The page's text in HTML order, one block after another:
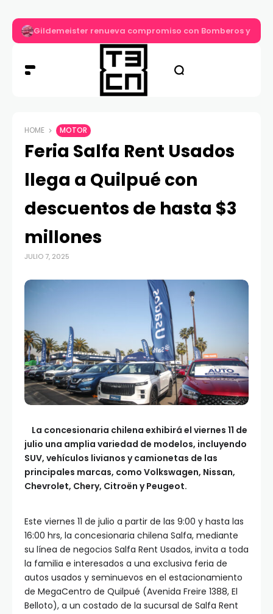
Gildemeister renueva compromiso con Bomberos y
HOME MOTOR
Feria Salfa Rent Usados
llega a Quilpué con
descuentos de hasta $3
millones
JULIO 7, 2025
La concesionaria chilena exhibirá el viernes 11 de
julio una amplia variedad de modelos, incluyendo
SUV, vehículos livianos y camionetas de las
principales marcas, como Volkswagen, Nissan,
Chevrolet, Chery, Citroën y Peugeot.
Este viernes 11 de julio a partir de las 9:00 y hasta las
16:00 hrs, la concesionaria chilena Salfa, mediante
su línea de negocios Salfa Rent Usados, invita a toda
la familia e interesados a una exclusiva feria de
autos usados y seminuevos en el estacionamiento
de MegaCentro de Quilpué (Avenida Freire 1388, El
Belloto), a un costado de la sucursal de Salfa Rent